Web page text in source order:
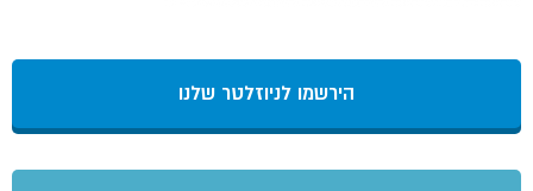
הירשמו לניוזלטר שלנו